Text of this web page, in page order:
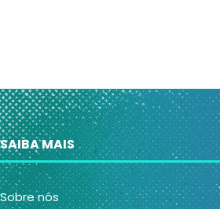
SAIBA MAIS
Sobre nós